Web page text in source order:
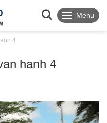
Menu
4
hanh 4